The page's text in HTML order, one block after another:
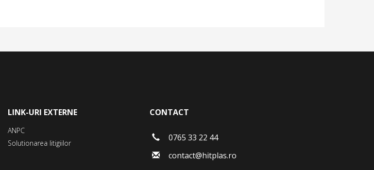
LINK-URI EXTERNE
ANPC
Solutionarea litigiilor
CONTACT
0765 33 22 44
contact@hitplas.ro